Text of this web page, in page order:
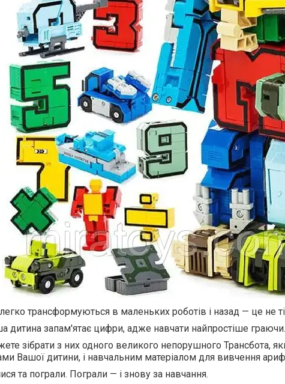
трансформуються в маленьких роботів і назад — це не
дитина запам'ятає цифри, адже навчати найпростіше граючи.
зібрати з них одного великого непорушного Трансбота,
Вашої дитини, і навчальним матеріалом для вивчення
та пограли. Пограли — і знову за навчання.